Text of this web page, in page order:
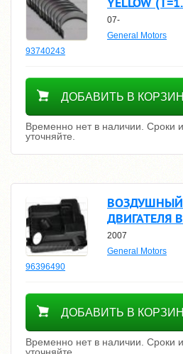
07-
General Motors
93740243
Уточнить цену
ДОБАВИТЬ В
Временно нет в наличии. Сроки
уточняйте.
ДВИГАТЕЛЯ
2007
General Motors
96396490
Уточнить цену
ДОБАВИТЬ В
Временно нет в наличии. Сроки